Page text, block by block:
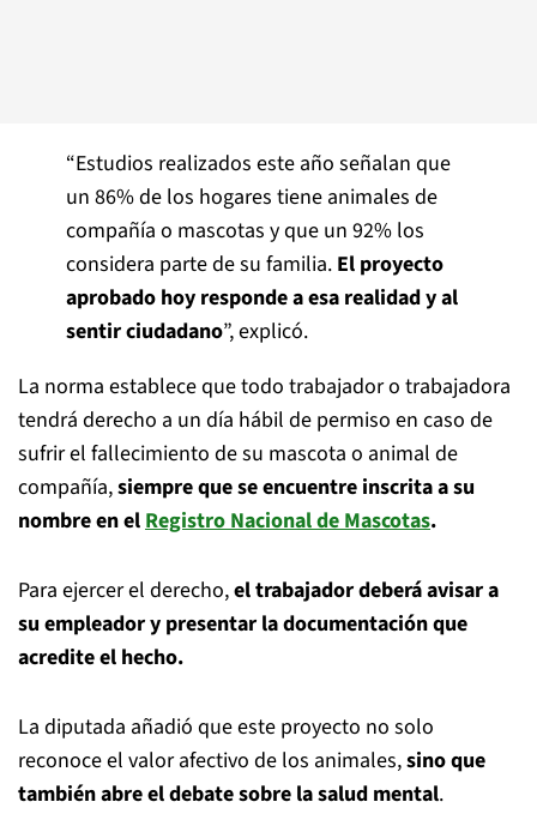
“Estudios realizados este año señalan que
un 86% de los hogares tiene animales de
compañía o mascotas y que un 92% los
considera parte de su familia. El proyecto
aprobado hoy responde a esa realidad y al
sentir ciudadano”, explicó.
La norma establece que todo trabajador o trabajadora
tendrá derecho a un día hábil de permiso en caso de
sufrir el fallecimiento de su mascota o animal de
compañía,siempre que se encuentre inscrita a su
nombre en elRegistro Nacional de Mascotas.
Para ejercer el derecho,el trabajador deberá avisar a
su empleador y presentar la documentación que
acredite el hecho.
La diputada añadió que este proyecto no solo
reconoce el valor afectivo de los animales,sino que
también abre el debate sobre la salud mental.